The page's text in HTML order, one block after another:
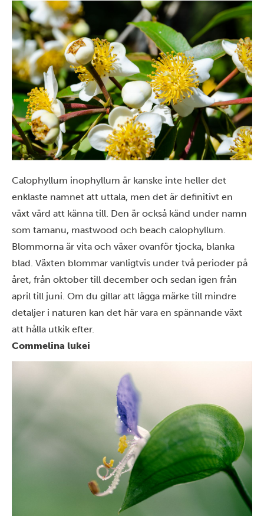
Calophyllum inophyllum är kanske inte heller det
enklaste namnet att uttala, men det är definitivt en
växt värd att känna till. Den är också känd under namn
som tamanu, mastwood och beach calophyllum.
Blommorna är vita och växer ovanför tjocka, blanka
blad. Växten blommar vanligtvis under två perioder på
året, från oktober till december och sedan igen från
april till juni. Om du gillar att lägga märke till mindre
detaljer i naturen kan det här vara en spännande växt
att hålla utkik efter.
Commelina lukei